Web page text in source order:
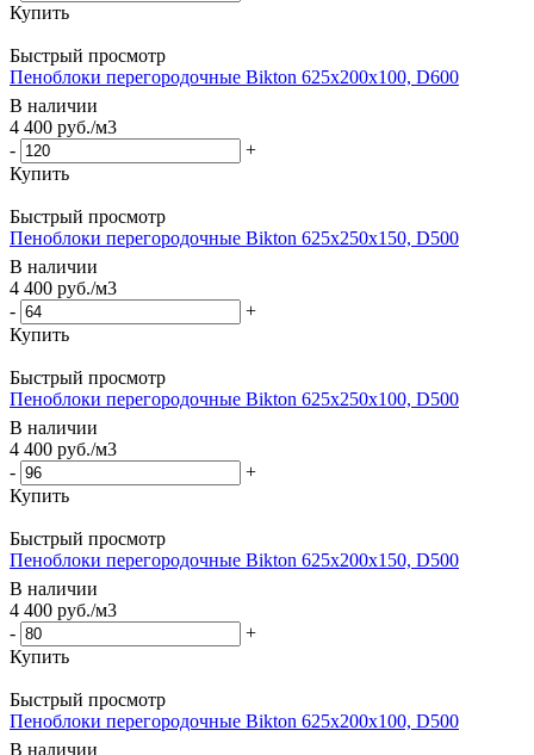
Купить
Быстрый просмотр
Пеноблоки перегородочные Bikton 625х200х100, D600
В наличии
4 400 руб./м3
-
+
Купить
Быстрый просмотр
Пеноблоки перегородочные Bikton 625х250х150, D500
В наличии
4 400 руб./м3
-
+
Купить
Быстрый просмотр
Пеноблоки перегородочные Bikton 625х250х100, D500
В наличии
4 400 руб./м3
-
+
Купить
Быстрый просмотр
Пеноблоки перегородочные Bikton 625х200х150, D500
В наличии
4 400 руб./м3
-
+
Купить
Быстрый просмотр
Пеноблоки перегородочные Bikton 625х200х100, D500
В наличии